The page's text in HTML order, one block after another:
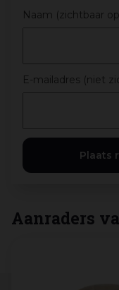
Naam (zichtbaar
E-mailadres (niet
Aanraders